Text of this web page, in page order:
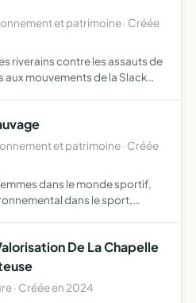
et patrimoine · Créée
riverains contre les assauts de
aux mouvements de la Slack
et patrimoine · Créée
dans le monde sportif,
dans le sport,
De La Chapelle
· Créée en 2024